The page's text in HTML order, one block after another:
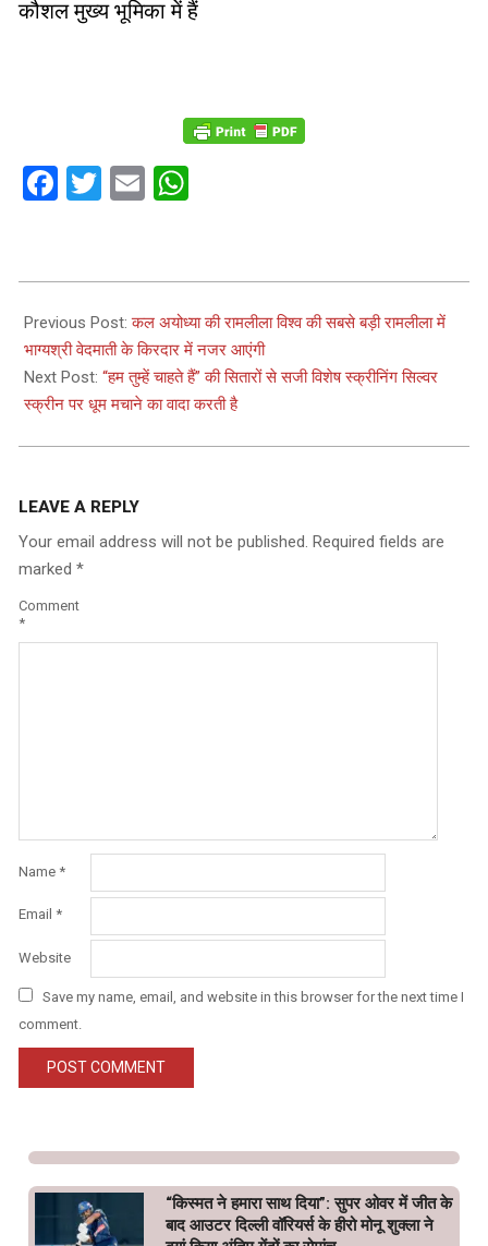
कौशल मुख्य भूमिका में हैं
Facebook
Twitter
Email
10-
13
Previous Post:कल अयोध्या की रामलीला विश्व की सबसे बड़ी रामलीला में
भाग्यश्री वेदमाती के किरदार में नजर आएंगी
Next Post: “हम तुम्हें चाहते हैं” की सितारों से सजी विशेष स्क्रीनिंग सिल्वर
स्क्रीन पर धूम मचाने का वादा करती है
LEAVE A REPLY
Your email address will not be published. Required fields are
marked *
Comment
*
Name *
Email *
Website
Save my name, email, and website in this browser for the next time I
comment.
“किस्मत ने हमारा साथ दिया”: सुपर ओवर में जीत के
बाद आउटर दिल्ली वॉरियर्स के हीरो मोनू शुक्ला ने